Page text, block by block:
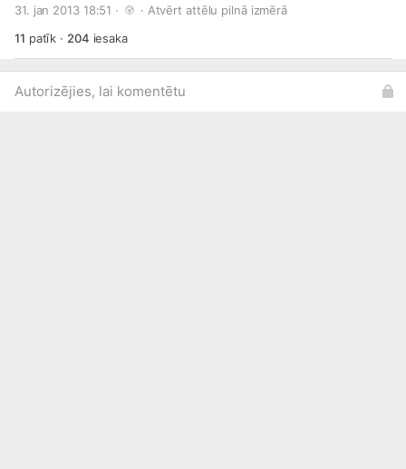
31. jan 2013 18:51 · · Atvērt attēlu pilnā izmērā
11 patīk · 204 iesaka
Autorizējies, lai komentētu